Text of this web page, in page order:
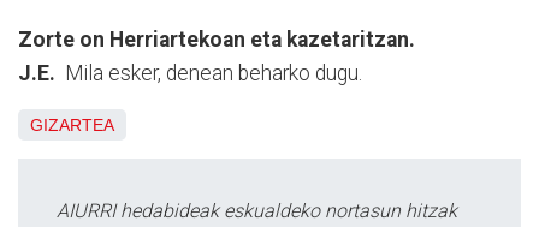
Zorte on Herriartekoan eta kazetaritzan.
J.E. Mila esker, denean beharko dugu.
GIZARTEA
AIURRI hedabideak eskualdeko nortasun hitzak